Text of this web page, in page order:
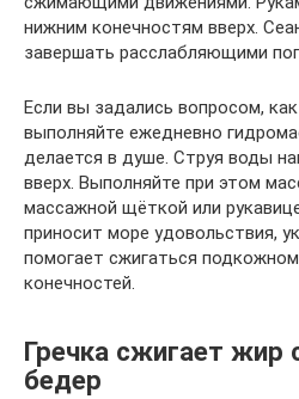
нижним конечностям вверх.
завершать расслабляющими
Если вы задались вопросом,
выполняйте ежедневно
делается в душе. Струя воды
вверх. Выполняйте при этом
массажной щёткой или
приносит море удовольствия,
помогает сжигаться
конечностей.
Гречка сжигает жир
бедер